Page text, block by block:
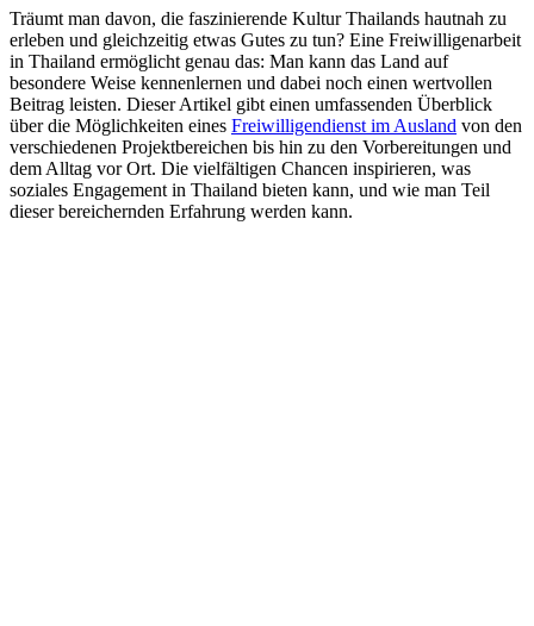
Träumt man davon, die faszinierende Kultur Thailands hautnah zu
erleben und gleichzeitig etwas Gutes zu tun? Eine Freiwilligenarbeit
in Thailand ermöglicht genau das: Man kann das Land auf
besondere Weise kennenlernen und dabei noch einen wertvollen
Beitrag leisten. Dieser Artikel gibt einen umfassenden Überblick
über die Möglichkeiten eines Freiwilligendienst im Ausland von den
verschiedenen Projektbereichen bis hin zu den Vorbereitungen und
dem Alltag vor Ort. Die vielfältigen Chancen inspirieren, was
soziales Engagement in Thailand bieten kann, und wie man Teil
dieser bereichernden Erfahrung werden kann.